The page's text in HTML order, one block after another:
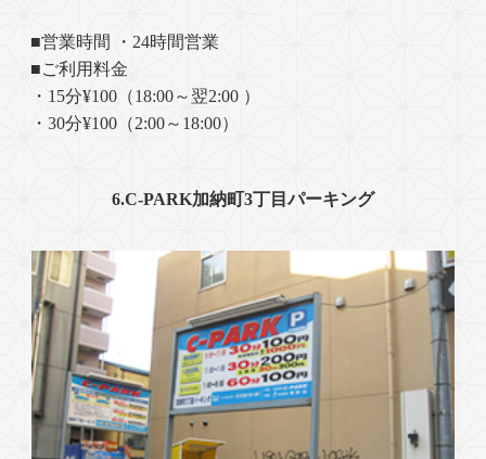
■営業時間 ・24時間営業
■ご利用料金
・15分¥100（18:00～翌2:00 ）
・30分¥100（2:00～18:00）
6.C-PARK加納町3丁目パーキング